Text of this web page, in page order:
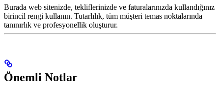
Burada web sitenizde, tekliflerinizde ve faturalarınızda kullandığınız
birincil rengi kullanın. Tutarlılık, tüm müşteri temas noktalarında
tanınırlık ve profesyonellik oluşturur.
Önemli Notlar